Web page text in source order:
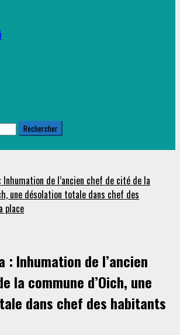
de l’ancien chef de cité de la
une désolation totale dans chef des
place
: Inhumation de l’ancien
la commune d’Oich, une
dans chef des habitants